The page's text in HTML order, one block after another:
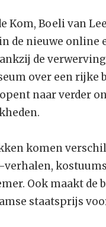
Kom, Boeli van
de nieuwe online
de
over een rijke
naar verder
komen
Ook maakt de
staatsprijs